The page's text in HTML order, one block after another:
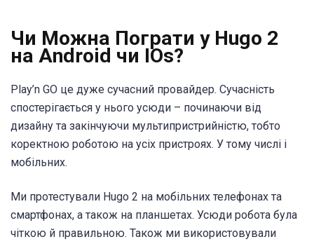
Чи Можна Пограти у Hugo 2
на Android чи IOs?
Play’n GO це дуже сучасний провайдер. Сучасність
спостерігається у нього усюди – починаючи від
дизайну та закінчуючи мультипристрийністю, тобто
коректною роботою на усіх пристроях. У тому числі і
мобільних.
Ми протестували Hugo 2 на мобільних телефонах та
смартфонах, а також на планшетах. Усюди робота була
чіткою й правильною. Також ми використовували